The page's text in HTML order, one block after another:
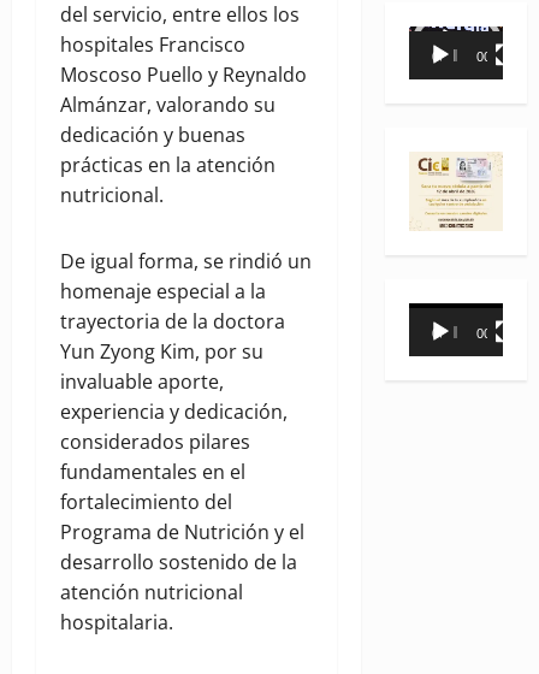
del servicio, entre ellos los
hospitales Francisco
Moscoso Puello y Reynaldo
Almánzar, valorando su
dedicación y buenas
prácticas en la atención
nutricional.
De igual forma, se rindió un
homenaje especial a la
trayectoria de la doctora
Yun Zyong Kim, por su
invaluable aporte,
experiencia y dedicación,
considerados pilares
fundamentales en el
fortalecimiento del
Programa de Nutrición y el
desarrollo sostenido de la
atención nutricional
hospitalaria.
Reproductor
00:00 00:35
Reproductor
00:00 00:31